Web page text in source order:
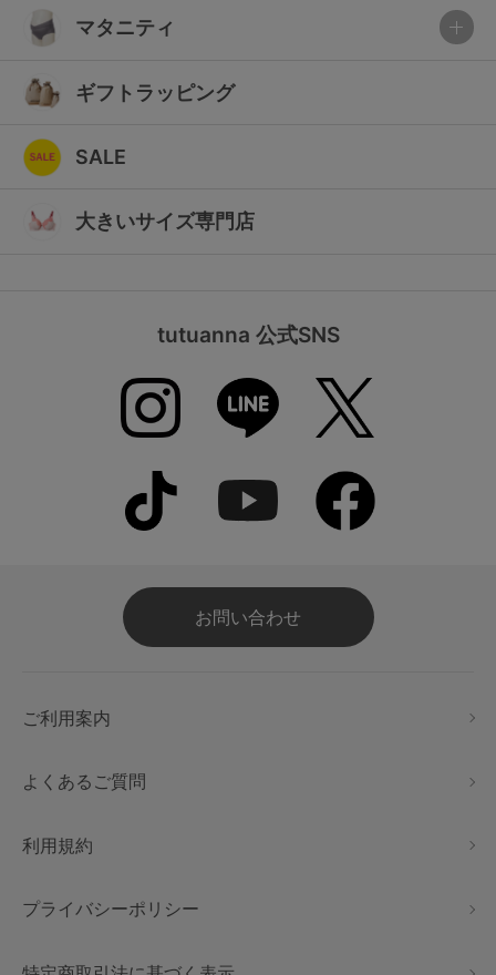
マタニティ
ギフトラッピング
SALE
大きいサイズ専門店
tutuanna 公式SNS
お問い合わせ
ご利用案内
よくあるご質問
利用規約
プライバシーポリシー